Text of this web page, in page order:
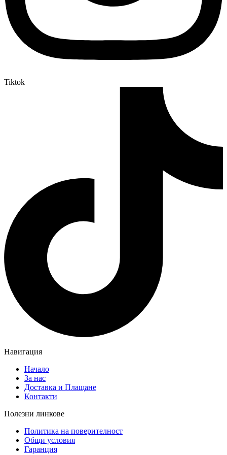
Tiktok
Навигация
Начало
За нас
Доставка и Плащане
Контакти
Полезни линкове
Политика на поверителност
Общи условия
Гаранция